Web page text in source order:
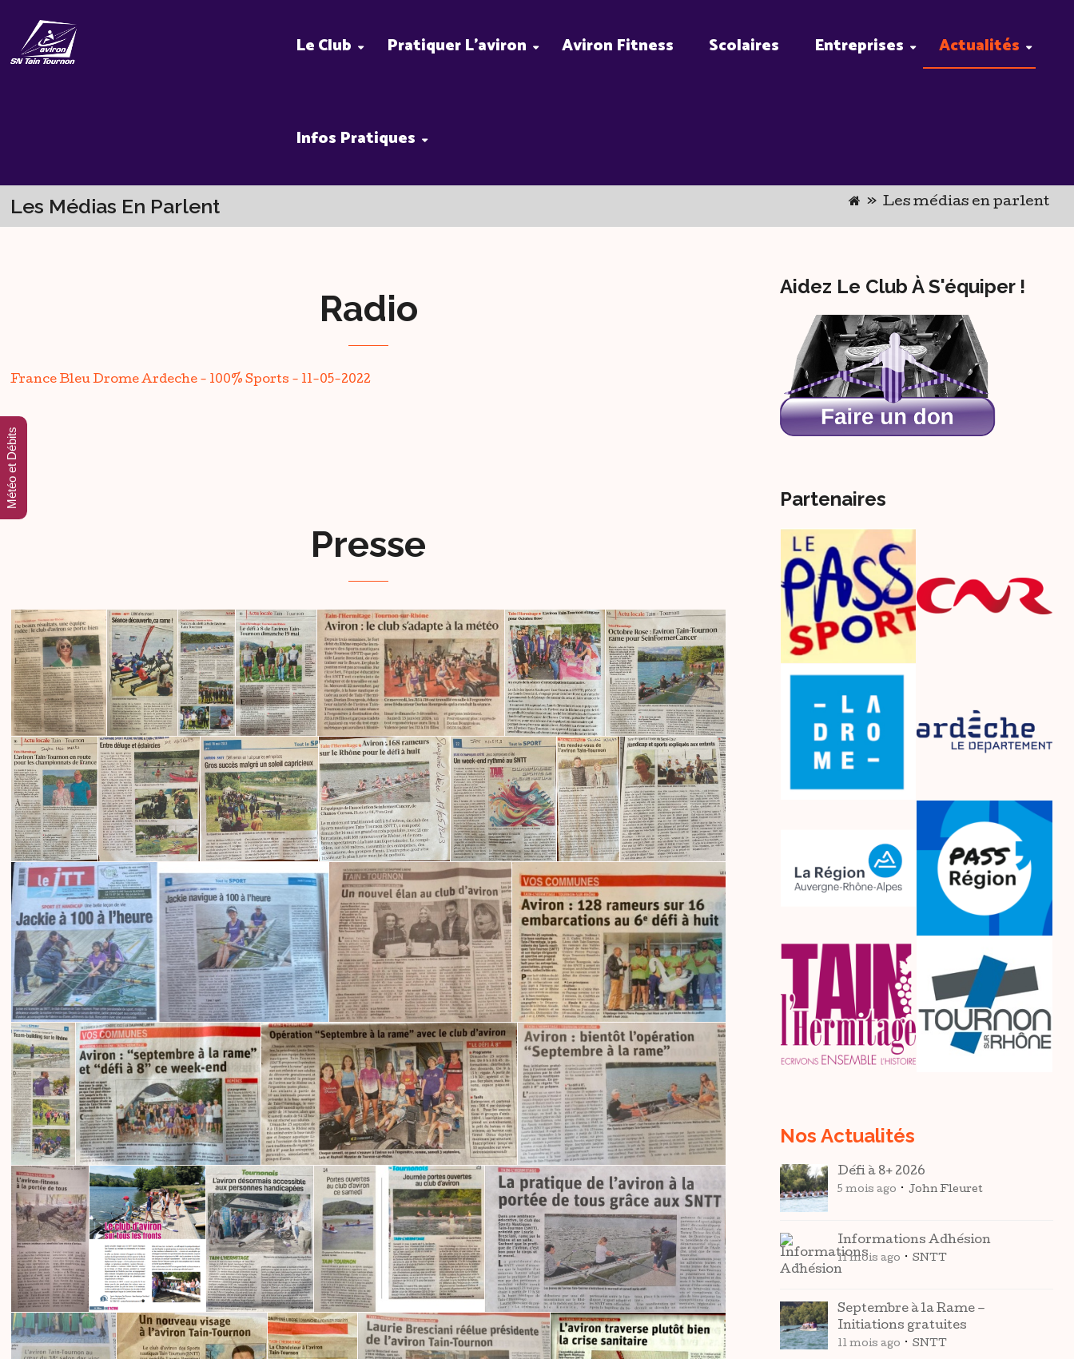
content
Le Club Pratiquer L’aviron Aviron Fitness Scolaires Entreprises Actualités
Infos Pratiques
Les Médias En Parlent » Les médias en parlent
Radio
France Bleu Drome Ardeche - 100% Sports - 11-05-2022
Presse
Aidez Le Club À S'équiper !
Partenaires
Nos Actualités
Défi à 8+ 2026
5 mois ago John Fleuret
Informations Adhésion
11 mois ago SNTT
Septembre à la Rame –
Initiations gratuites
11 mois ago SNTT
Météo et Débits